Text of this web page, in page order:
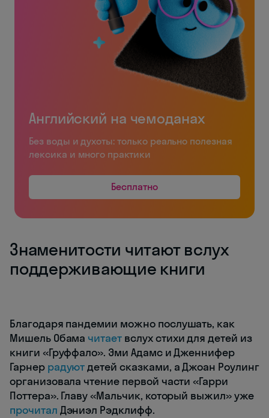
Английский на чемоданах
Без воды и духоты: только реально полезная
лексика и много практики
Бесплатно
Знаменитости читают вслух
поддерживающие книги
Благодаря пандемии можно послушать, как
Мишель Обама читает вслух стихи для детей из
книги «Груффало». Эми Адамс и Дженнифер
Гарнер радуютдетей сказками, а Джоан Роулинг
организовала чтение первой части «Гарри
Поттера». Главу «Мальчик, который выжил» уже
прочитал Дэниэл Рэдклифф.